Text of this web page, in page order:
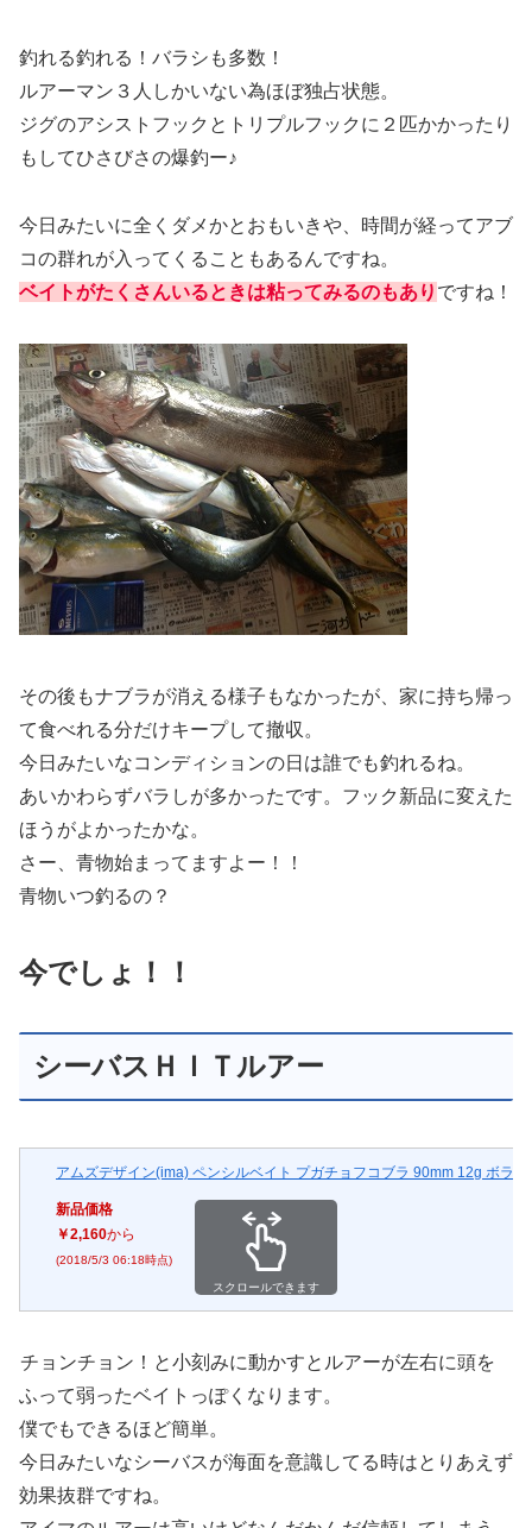
釣れる釣れる！バラシも多数！
ルアーマン３人しかいない為ほぼ独占状態。
ジグのアシストフックとトリプルフックに２匹かかったり
もしてひさびさの爆釣ー♪
今日みたいに全くダメかとおもいきや、時間が経ってアブ
コの群れが入ってくることもあるんですね。
ベイトがたくさんいるときは粘ってみるのもあり ですね！
その後もナブラが消える様子もなかったが、家に持ち帰っ
て食べれる分だけキープして撤収。
今日みたいなコンディションの日は誰でも釣れるね。
あいかわらずバラしが多かったです。フック新品に変えた
ほうがよかったかな。
さー、青物始まってますよー！！
青物いつ釣るの？
今でしょ！！
シーバスＨＩＴルアー
アムズデザイン(ima) ペンシルベイト プガチョフコブラ 90mm 12g ボラ
新品価格
￥2,160から
(2018/5/3 06:18時点)
スクロールできます
チョンチョン！と小刻みに動かすとルアーが左右に頭を
ふって弱ったベイトっぽくなります。
僕でもできるほど簡単。
今日みたいなシーバスが海面を意識してる時はとりあえず
効果抜群ですね。